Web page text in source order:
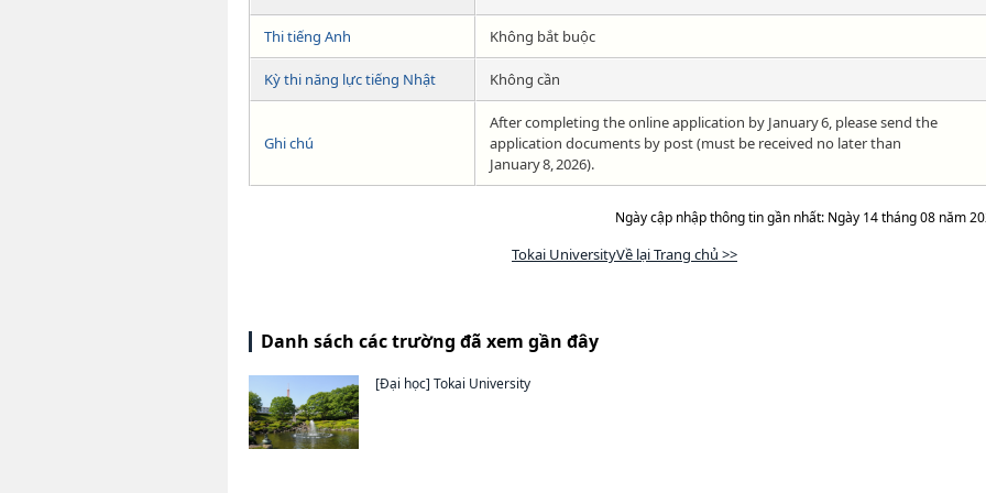
Thi tiếng Anh Không bắt buộc
Kỳ thi năng lực tiếng Nhật Không cần
Ghi chú
After completing the online application by January 6, please send the
application documents by post (must be received no later than
January 8, 2026).
Ngày cập nhập thông tin gần nhất: Ngày 14 tháng 08 năm
Tokai UniversityVề lại Trang chủ >>
Danh sách các trường đã xem gần đây
[Đại học] Tokai University